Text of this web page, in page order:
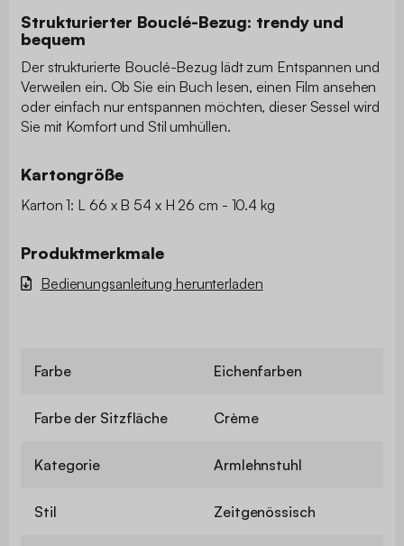
Strukturierter Bouclé-Bezug: trendy und
bequem
Der strukturierte Bouclé-Bezug lädt zum Entspannen und
Verweilen ein. Ob Sie ein Buch lesen, einen Film ansehen
oder einfach nur entspannen möchten, dieser Sessel wird
Sie mit Komfort und Stil umhüllen.
Kartongröße
Karton 1: L 66 x B 54 x H 26 cm - 10.4 kg
Produktmerkmale
Bedienungsanleitung herunterladen
Farbe Eichenfarben
Farbe der Sitzfläche Crème
Kategorie Armlehnstuhl
Stil Zeitgenössisch